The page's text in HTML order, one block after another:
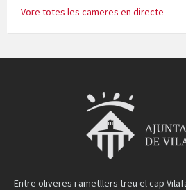
Vore totes les cameres en directe
Entre oliveres i ametllers treu el cap